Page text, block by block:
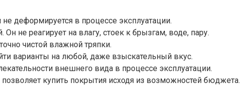
деформируется в процессе эксплуатации.
не реагирует на влагу, стоек к брызгам, воде, пару.
чистой влажной тряпки.
варианты на любой, даже взыскательный вкус.
внешнего вида в процессе эксплуатации.
купить покрытия исходя из возможностей бюджета.